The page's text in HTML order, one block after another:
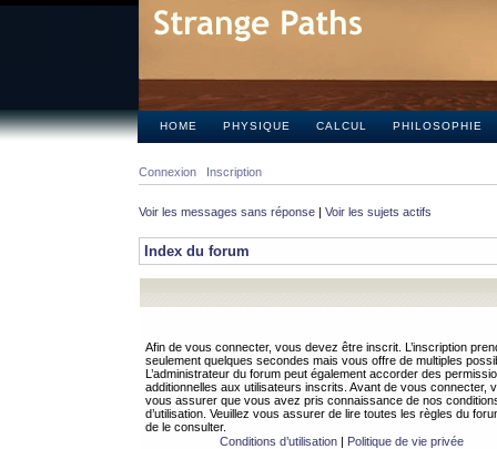
HOME PHYSIQUE CALCUL PHILOSOPHIE
Connexion Inscription
Voir les messages sans réponse | Voir les sujets actifs
Index du forum
Afin de vous connecter, vous devez être inscrit. L’inscription
seulement quelques secondes mais vous offre de multiples
L’administrateur du forum peut également accorder des
additionnelles aux utilisateurs inscrits. Avant de vous connecter,
vous assurer que vous avez pris connaissance de nos
d’utilisation. Veuillez vous assurer de lire toutes les règles du
de le consulter.
Conditions d’utilisation| Politique de vie privée